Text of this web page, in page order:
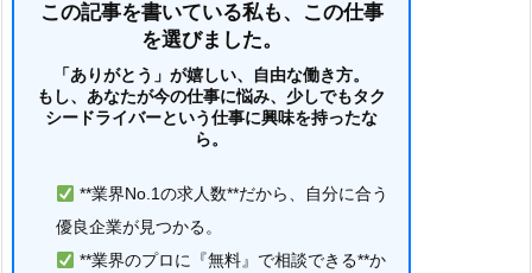
この記事を書いている私も、この仕事
を選びました。
「ありがとう」が嬉しい、自由な働き方。
もし、あなたが今の仕事に悩み、少しでもタク
シードライバーという仕事に興味を持ったな
ら。
**業界No.1の求人数**だから、自分に合う
優良企業が見つかる。
**業界のプロに『無料』で相談できる**か